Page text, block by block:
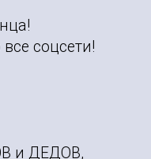
соцсети!
и ДЕДОВ,